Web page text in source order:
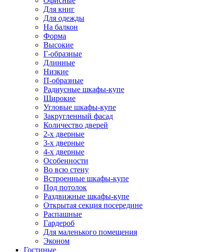
Для книг
Для одежды
На балкон
Форма
Высокие
Г-образные
Длинные
Низкие
П-образные
Радиусные шкафы-купе
Широкие
Угловые шкафы-купе
Закругленный фасад
Количество дверей
2-х дверные
3-х дверные
4-х дверные
Особенности
Во всю стену
Встроенные шкафы-купе
Под потолок
Раздвижные шкафы-купе
Открытая секция посередине
Распашные
Гардероб
Для маленького помещения
Эконом
Гостиные